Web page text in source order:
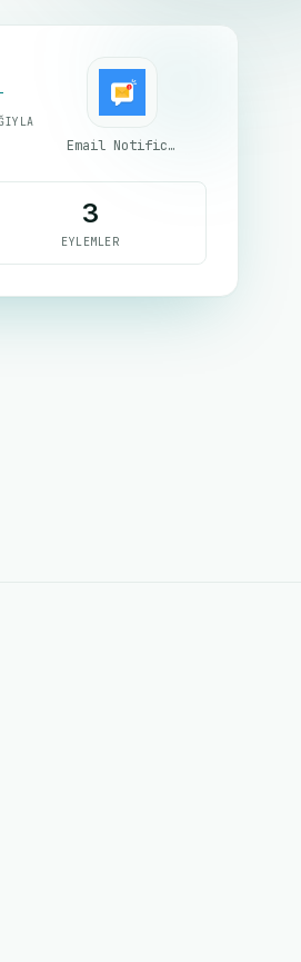
Email Notifications by eGrow
3
EYLEMLER